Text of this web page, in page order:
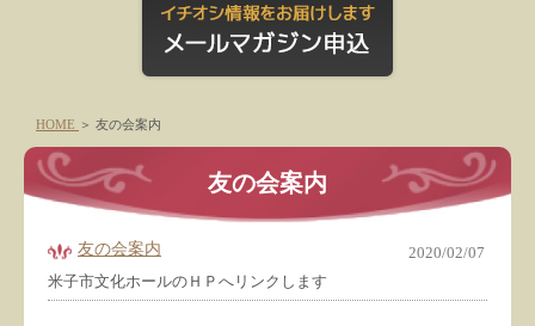
HOME ＞ 友の会案内
友の会案内
友の会案内
2020/02/07
米子市文化ホールのＨＰへリンクします